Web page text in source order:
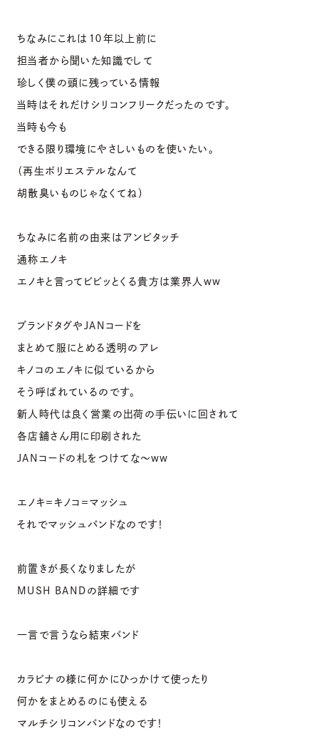
ちなみにこれは１０年以上前に
担当者から聞いた知識でして
珍しく僕の頭に残っている情報
当時はそれだけシリコンフリークだったのです。
当時も今も
できる限り環境にやさしいものを使いたい。
（再生ポリエステルなんて
胡散臭いものじゃなくてね）
ちなみに名前の由来はアンビタッチ
通称エノキ
エノキと言ってビビッとくる貴方は業界人ww
ブランドタグやJANコードを
まとめて服にとめる透明のアレ
キノコのエノキに似ているから
そう呼ばれているのです。
新人時代は良く営業の出荷の手伝いに回されて
各店舗さん用に印刷された
JANコードの札をつけてな〜ww
エノキ＝キノコ＝マッシュ
それでマッシュバンドなのです！
前置きが長くなりましたが
MUSH BANDの詳細です
一言で言うなら結束バンド
カラビナの様に何かにひっかけて使ったり
何かをまとめるのにも使える
マルチシリコンバンドなのです！